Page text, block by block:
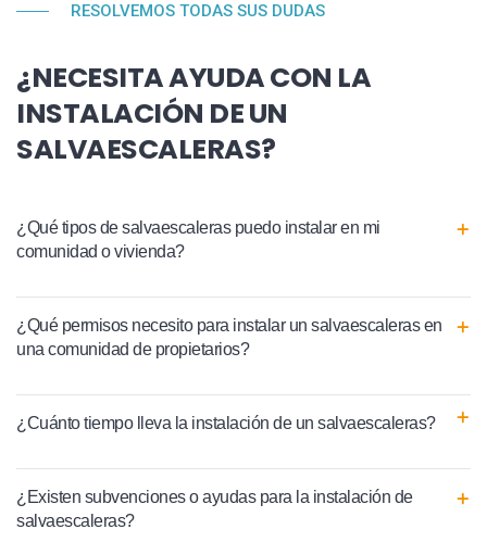
RESOLVEMOS TODAS SUS DUDAS
¿NECESITA AYUDA CON LA
INSTALACIÓN DE UN
SALVAESCALERAS?
¿Qué tipos de salvaescaleras puedo instalar en mi
comunidad o vivienda?
¿Qué permisos necesito para instalar un salvaescaleras en
una comunidad de propietarios?
¿Cuánto tiempo lleva la instalación de un salvaescaleras?
¿Existen subvenciones o ayudas para la instalación de
salvaescaleras?